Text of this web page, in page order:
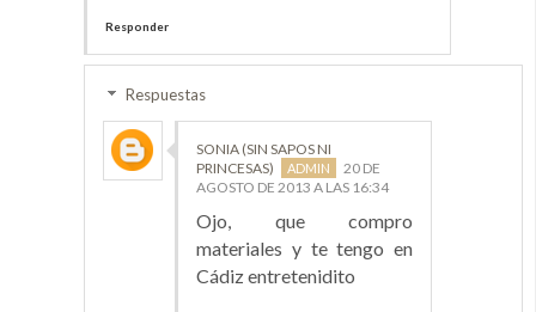
Responder
Respuestas
SONIA (SIN SAPOS NI
PRINCESAS)
20 DE
AGOSTO DE 2013 A LAS 16:34
Ojo, que compro
materiales y te tengo en
Cádiz entretenidito